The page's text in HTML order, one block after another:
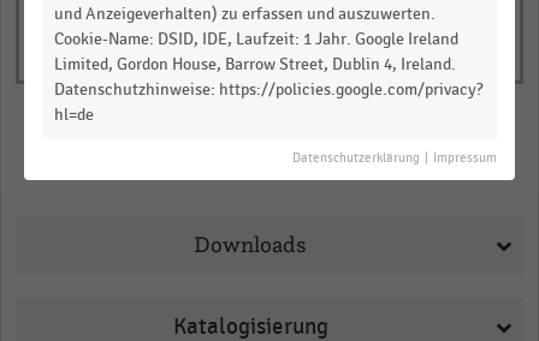
Teilen
Downloads
Katalogisierung
und Anzeigeverhalten) zu erfassen und auszuwerten.
Cookie-Name: DSID, IDE, Laufzeit: 1 Jahr. Google Ireland
Limited, Gordon House, Barrow Street, Dublin 4, Ireland.
Datenschutzhinweise: https://policies.google.com/privacy?
hl=de
Datenschutzerklärung Impressum